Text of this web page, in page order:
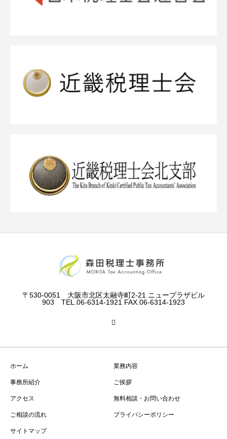
〒530-0051 大阪市北区太融寺町2-21 ニュープラザビル
903 TEL.06-6314-1921 FAX.06-6314-1923
ホーム 業務内容
事務所紹介 ご挨拶
アクセス 無料相談・お問い合わせ
ご相談の流れ プライバシーポリシー
サイトマップ